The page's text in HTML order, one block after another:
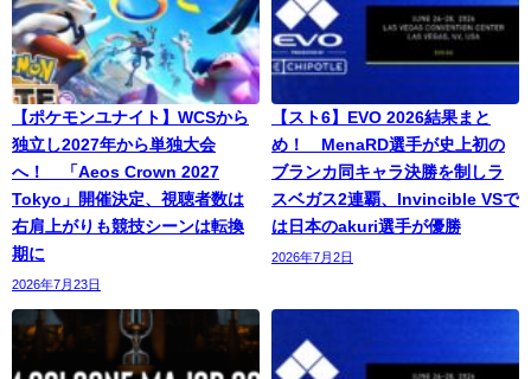
【ポケモンユナイト】WCSから
独立し2027年から単独大会
へ！ 「Aeos Crown 2027
Tokyo」開催決定、視聴者数は
右肩上がりも競技シーンは転換
期に
2026年7月23日
【スト6】EVO 2026結果まと
め！ MenaRD選手が史上初の
ブランカ同キャラ決勝を制しラ
スベガス2連覇、Invincible VSで
は日本のakuri選手が優勝
2026年7月2日